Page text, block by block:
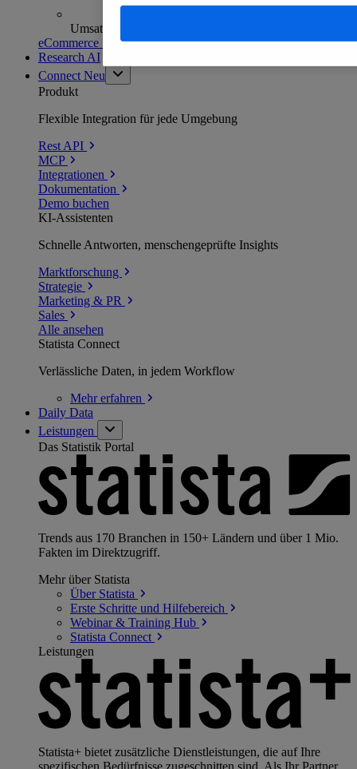
Umsatzanalysen und -prognosen
eCommerce Insights entdecken
Research AI
Connect Neu
Produkt
Flexible Integration für jede Umgebung
Rest API
MCP
Integrationen
Dokumentation
Demo buchen
KI-Assistenten
Schnelle Antworten, menschengeprüfte Insights
Marktforschung
Strategie
Marketing & PR
Sales
Alle ansehen
Statista Connect
Verlässliche Daten, in jedem Workflow
Mehrerfahren
Daily Data
Leistungen
Das Statistik Portal
Trends aus 170 Branchen in 150+ Ländern und über 1 Mio.
Fakten im Direktzugriff.
Mehr über Statista
Über Statista
Erste Schritte und Hilfebereich
Webinar & Training Hub
Statista Connect
Leistungen
Statista+ bietet zusätzliche Dienstleistungen, die auf Ihre
spezifischen Bedürfnisse zugeschnitten sind. Als Ihr Partner